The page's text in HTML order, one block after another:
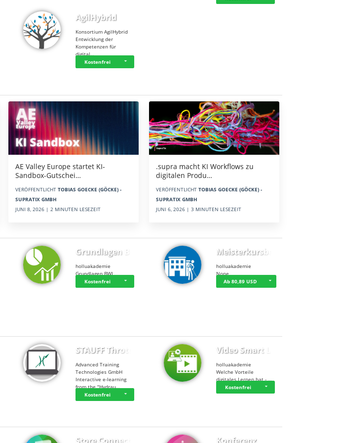
AgilHybrid
Konsortium AgilHybrid
Entwicklung der
Kompetenzen für
digital…
Kostenfrei
AE Valley Europe startet KI-
Sandbox-Gutschei…
VERÖFFENTLICHT TOBIAS GOECKE (GÖCKE) -
SUPRATIX GMBH
JUNI 8, 2026 | 2 MINUTEN LESEZEIT
.supra macht KI Workflows zu
digitalen Produ…
VERÖFFENTLICHT TOBIAS GOECKE (GÖCKE) -
SUPRATIX GMBH
JUNI 6, 2026 | 3 MINUTEN LESEZEIT
Grundlagen BWL
holluakademie
Grundlagen BWL
Kostenfrei
Meisterkursbegl…
holluakademie
None
Ab 80,89 USD
STAUFF Throttle…
Advanced Training
Technologies GmbH
Interactive e-learning
from the "Hydrau…
Kostenfrei
Video Smart Lea…
holluakademie
Welche Vorteile
digitales Lernen hat - …
Kostenfrei
Store Connect Konferenz